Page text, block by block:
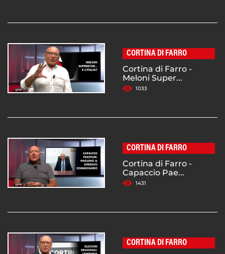
CORTINA DI FARRO
Cortina di Farro -
Meloni Super...
1033
CORTINA DI FARRO
Cortina di Farro -
Capaccio Pae...
1431
CORTINA DI FARRO